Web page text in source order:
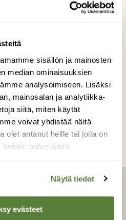
sisällön ja mainosten
median ominaisuuksien
analysoimiseen. Lisäksi
mainosalan ja analytiikka-
siitä, miten käytät
voivat yhdistää näitä
olet antanut heille tai joita on
palvelujaan.
Näytä tiedot
evästeet
22.09.2025
Meren voima
etusivulle
LEHTI